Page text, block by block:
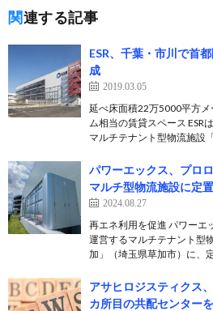
関連する記事
ESR、千葉・市川で首
成
2019.03.05
延べ床面積22万5000平方
ム相当の賃貸スペース ESR
マルチテナント型物流施設
パワーエックス、プロ
マルチ型物流施設に定
2024.08.27
再エネ利用を促進 パワーエ
運営するマルチテナント型
加」（埼玉県草加市）に、
アサヒロジスティクス
カ所目の共配センター